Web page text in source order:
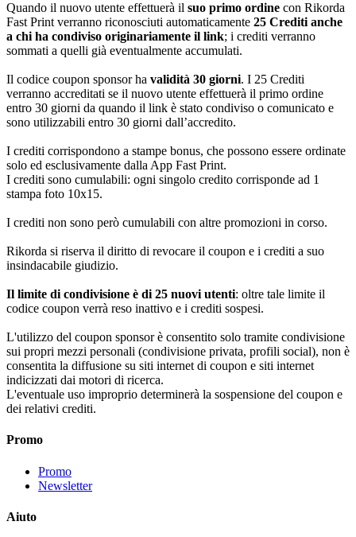
Quando il nuovo utente effettuerà il suo primo ordine con Rikorda
Fast Print verranno riconosciuti automaticamente 25 Crediti anche
a chi ha condiviso originariamente il link; i crediti verranno
sommati a quelli già eventualmente accumulati.
Il codice coupon sponsor ha validità 30 giorni. I 25 Crediti
verranno accreditati se il nuovo utente effettuerà il primo ordine
entro 30 giorni da quando il link è stato condiviso o comunicato e
sono utilizzabili entro 30 giorni dall’accredito.
I crediti corrispondono a stampe bonus, che possono essere ordinate
solo ed esclusivamente dalla App Fast Print.
I crediti sono cumulabili: ogni singolo credito corrisponde ad 1
stampa foto 10x15.
I crediti non sono però cumulabili con altre promozioni in corso.
Rikorda si riserva il diritto di revocare il coupon e i crediti a suo
insindacabile giudizio.
Il limite di condivisione è di 25 nuovi utenti: oltre tale limite il
codice coupon verrà reso inattivo e i crediti sospesi.
L'utilizzo del coupon sponsor è consentito solo tramite condivisione
sui propri mezzi personali (condivisione privata, profili social), non è
consentita la diffusione su siti internet di coupon e siti internet
indicizzati dai motori di ricerca.
L'eventuale uso improprio determinerà la sospensione del coupon e
dei relativi crediti.
Promo
Promo
Newsletter
Aiuto